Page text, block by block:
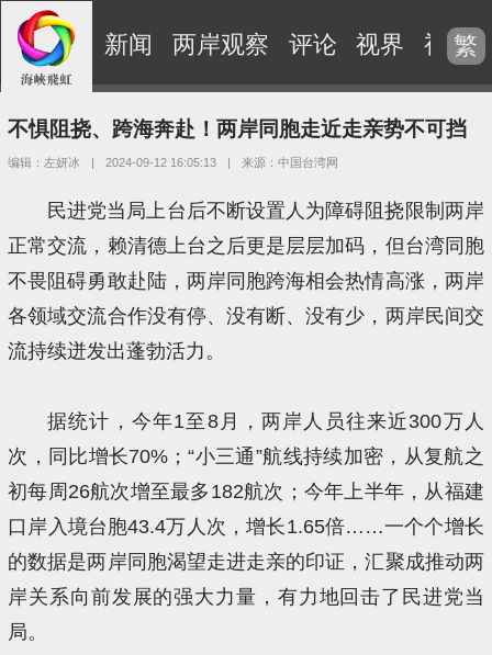
新闻 两岸观察 评论 视界 视频
繁
不惧阻挠、跨海奔赴！两岸同胞走近走亲势不可挡
编辑：左妍冰 | 2024-09-12 16:05:13 | 来源：中国台湾网
民进党当局上台后不断设置人为障碍阻挠限制两岸
正常交流，赖清德上台之后更是层层加码，但台湾同胞
不畏阻碍勇敢赴陆，两岸同胞跨海相会热情高涨，两岸
各领域交流合作没有停、没有断、没有少，两岸民间交
流持续迸发出蓬勃活力。
据统计，今年1至8月，两岸人员往来近300万人
次，同比增长70%；“小三通”航线持续加密，从复航之
初每周26航次增至最多182航次；今年上半年，从福建
口岸入境台胞43.4万人次，增长1.65倍……一个个增长
的数据是两岸同胞渴望走进走亲的印证，汇聚成推动两
岸关系向前发展的强大力量，有力地回击了民进党当
局。